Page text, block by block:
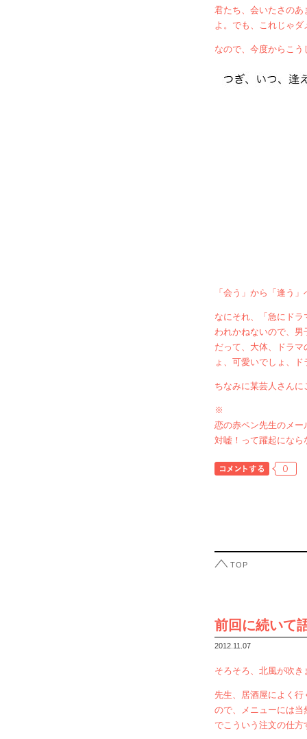
君たち、会いたさの
よ。でも、これじゃ
なので、今度からこ
「会う」から「逢う」
なにそれ、「急にド
われかねないので、
だって、大体、ドラ
ょ、可愛いでしょ、
ちなみに某芸人さん
※
恋の赤ペン先生のメ
対嘘！って躍起になら
0
TOP
前回に続いて
2012.11.07
そろそろ、北風が吹
先生、居酒屋によく行
ので、メニューには
でこういう注文の仕